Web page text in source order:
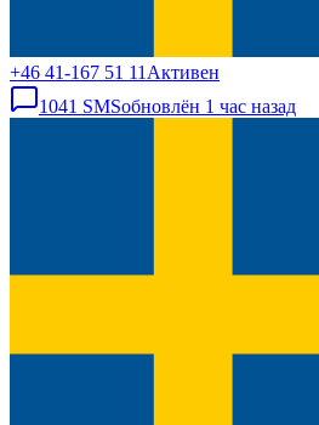
+46 41-167 51 11 Активен
1041 SMSобновлён 1 час назад